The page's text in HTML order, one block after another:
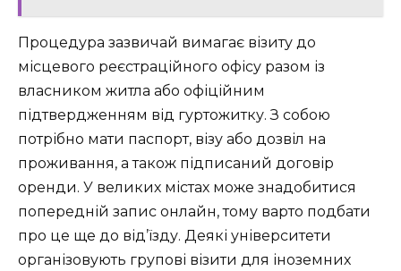
Процедура зазвичай вимагає візиту до
місцевого реєстраційного офісу разом із
власником житла або офіційним
підтвердженням від гуртожитку. З собою
потрібно мати паспорт, візу або дозвіл на
проживання, а також підписаний договір
оренди. У великих містах може знадобитися
попередній запис онлайн, тому варто подбати
про це ще до від’їзду. Деякі університети
організовують групові візити для іноземних